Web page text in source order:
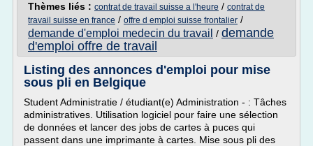
Thèmes liés : contrat de travail suisse a l'heure / contrat de
travail suisse en france / offre d emploi suisse frontalier /
demande d'emploi medecin du travail / demande
d'emploi offre de travail
Listing des annonces d'emploi pour mise
sous pli en Belgique
Student Administratie / étudiant(e) Administration - : Tâches
administratives. Utilisation logiciel pour faire une sélection
de données et lancer des jobs de cartes à puces qui
passent dans une imprimante à cartes. Mise sous pli des